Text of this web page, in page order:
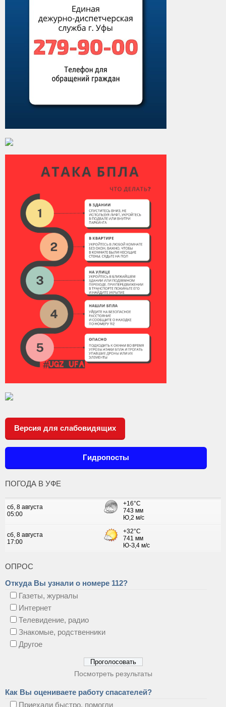
Версия для слабовидящих
Гидропосты
ПОГОДА В УФЕ
ОПРОС
Откуда Вы узнали о номере 112?
Газеты, журналы
Интернет
Телевидение, радио
Знакомые, родственники
Другое
Посмотреть результаты
Как Вы оцениваете работу спасателей?
Приехали быстро, помогли